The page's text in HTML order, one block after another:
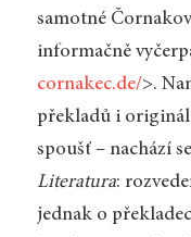
samotné
informačně
cornakec.de/>.
překladů i
spoušť – nachází
Literatura:
jednak o